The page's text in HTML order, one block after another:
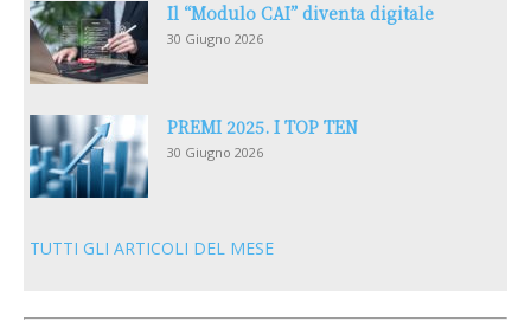
Il “Modulo CAI” diventa digitale
30 Giugno 2026
PREMI 2025. I TOP TEN
30 Giugno 2026
TUTTI GLI ARTICOLI DEL MESE